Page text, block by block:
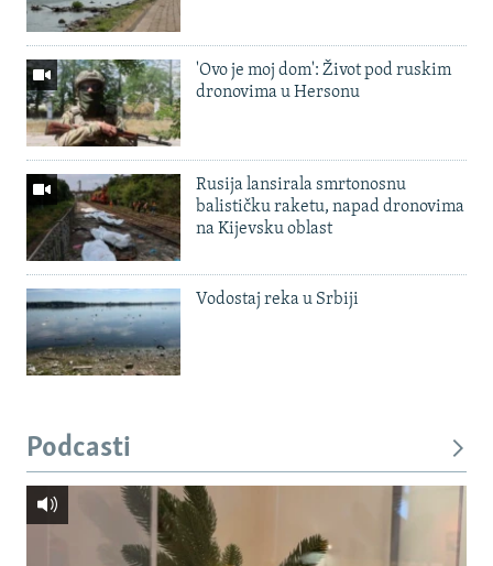
'Ovo je moj dom': Život pod ruskim
dronovima u Hersonu
Rusija lansirala smrtonosnu
balističku raketu, napad dronovima
na Kijevsku oblast
Vodostaj reka u Srbiji
Podcasti